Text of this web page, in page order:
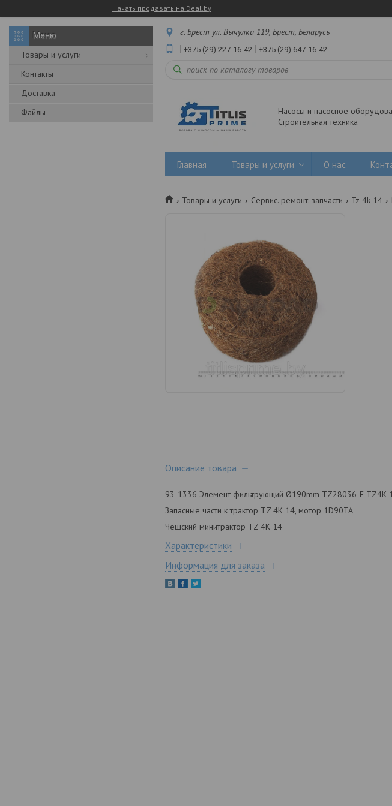
Начать продавать на Deal.by
Товары и услуги
Контакты
Доставка
Файлы
г. Брест ул. Вычулки 119, Брест, Беларусь
+375 (29) 227-16-42 +375 (29) 647-16-42
Насосы и насосное
Строительная техника
Главная Товары и услуги О нас
Товары и услуги Сервис. ремонт. запчасти Tz-4k-14
Описание товара
93-1336 Элемент фильтрующий Ø190mm TZ28036-F TZ4K-
Запасные части к трактор TZ 4K 14, мотор 1D90TA
Чешский минитрактор TZ 4K 14
Характеристики
Информация для заказа